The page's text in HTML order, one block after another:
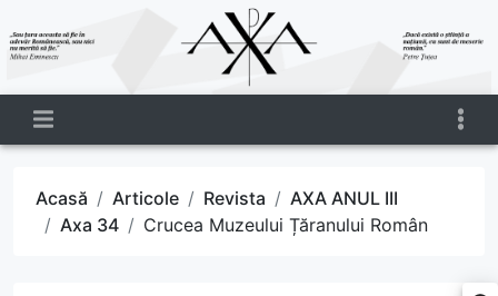
Acasă Articole Revista
AXA ANUL III
Axa 34
Crucea Muzeului Țăranului Român